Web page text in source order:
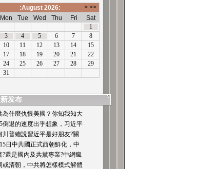
发布
為什麼仇恨美國？你知我知大
倒退的速度出乎想象，习近平
川普總說習近平是好朋友?關
15日中共國正式西朝鮮化，中
?還是國內及共黨專業?中網瘋
或清朝，中共將怎樣模式解體